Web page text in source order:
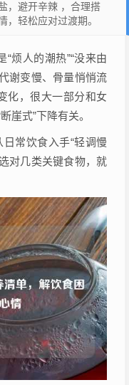
，避开辛辣 ，合理搭
，轻松应对过渡期。
烦人的潮热”“没来由
谢变慢、骨量悄悄流
，很大一部分和女
崖式”下降有关。
常饮食入手“轻调慢
对几类关键食物，就